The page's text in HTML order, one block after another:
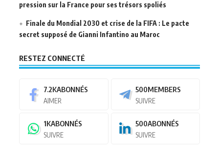
pression sur la France pour ses trésors spoliés
Finale du Mondial 2030 et crise de la FIFA : Le pacte
secret supposé de Gianni Infantino au Maroc
RESTEZ CONNECTÉ
7.2KABONNÉS
AIMER
500MEMBERS
SUIVRE
1KABONNÉS
SUIVRE
500ABONNÉS
SUIVRE